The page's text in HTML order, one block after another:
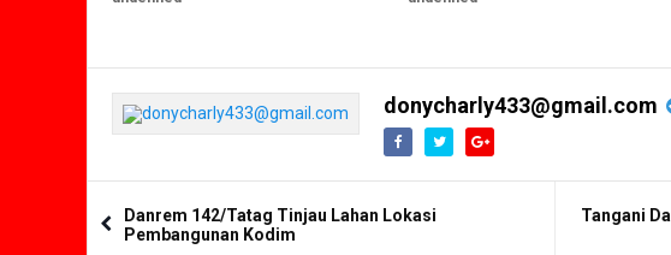
donycharly433@gmail.com
Danrem 142/Tatag Tinjau Lahan Lokasi
Pembangunan Kodim
Tangani